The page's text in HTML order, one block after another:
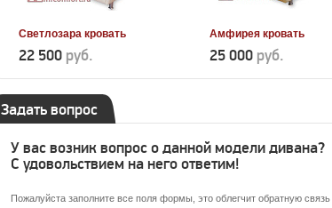
Светлозара кровать
22 500 руб.
Амфирея кровать
25 000 руб.
Задать вопрос
У вас возник вопрос о данной модели дивана?
С удовольствием на него ответим!
Пожалуйста заполните все поля формы, это облегчит обратную связь